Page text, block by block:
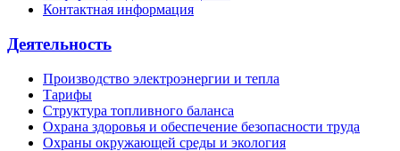
Контактная информация
Деятельность
Производство электроэнергии и тепла
Тарифы
Структура топливного баланса
Охрана здоровья и обеспечение безопасности труда
Охраны окружающей среды и экология